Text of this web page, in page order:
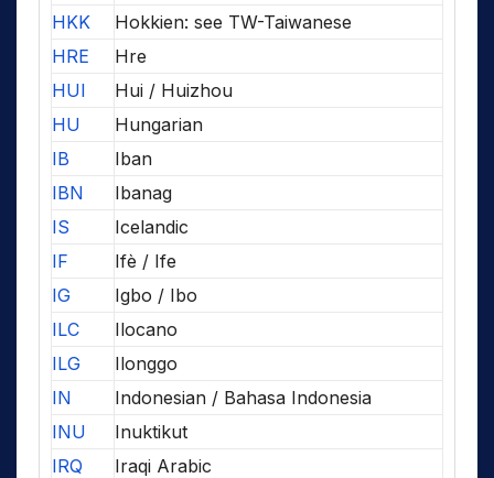
HKK
Hokkien: see TW-Taiwanese
HRE
Hre
HUI
Hui / Huizhou
HU
Hungarian
IB
Iban
IBN
Ibanag
IS
Icelandic
IF
Ifè / Ife
IG
Igbo / Ibo
ILC
Ilocano
ILG
Ilonggo
IN
Indonesian / Bahasa Indonesia
INU
Inuktikut
IRQ
Iraqi Arabic